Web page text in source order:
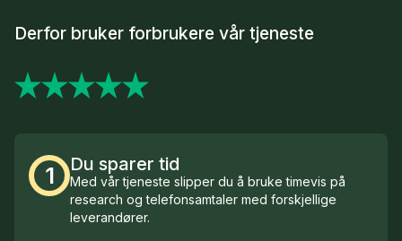
Derfor bruker forbrukere vår tjeneste
1 Du sparer tid
Med vår tjeneste slipper du å bruke timevis på
research og telefonsamtaler med forskjellige
leverandører.